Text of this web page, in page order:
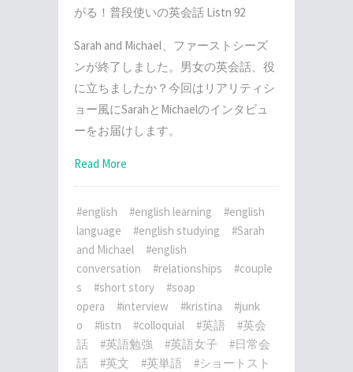
がる！普段使いの英会話 Listn 92
Sarah and Michael、ファーストシーズ
ンが終了しました。男女の英会話、役
に立ちましたか？今回はリアリティシ
ョー風にSarahとMichaelのインタビュ
ーをお届けします。
Read More
#english #english learning
#english
language
#english studying
#Sarah
and Michael
#english
conversation
#relationships
#couple
s
#short story
#soap
opera
#interview #kristina
#junk
o
#listn #colloquial #英語
#英会
話
#英語勉強 #英語女子
#日常会
話
#英文 #英単語
#ショートスト